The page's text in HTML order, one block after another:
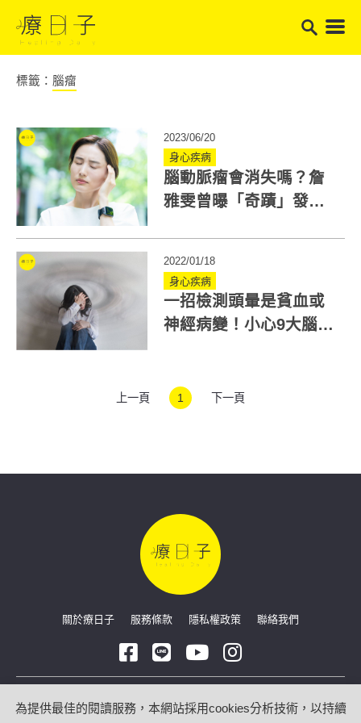
標籤： 腦瘤
2023/06/20
身心疾病
腦動脈瘤會消失嗎？詹
雅雯曾曝「奇蹟」發
2022/01/18
身心疾病
一招檢測頭暈是貧血或
神經病變！小心9大腦瘤
上一頁 1 下一頁
關於療日子 服務條款 隱私權政策 聯絡我們
Copyright © 2026 療日子 HealingDaily
為提供最佳的閱讀服務，本網站採用cookies分析技術，以持續